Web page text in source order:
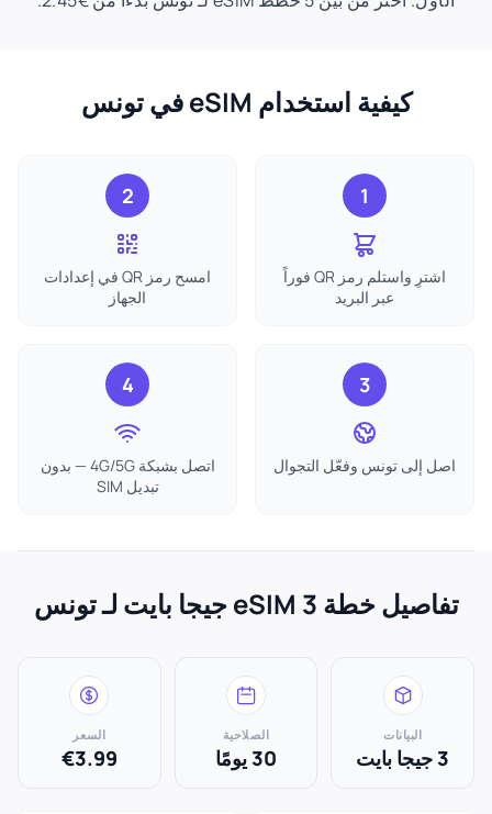
كيفية استخدام eSIM في تونس
1
اشترِ واستلم رمز QR فوراً
عبر البريد
2
امسح رمز QR في إعدادات
الجهاز
3
اصل إلى تونس وفعّل التجوال
4
اتصل بشبكة 4G/5G — بدون
تبديل SIM
تفاصيل خطة eSIM 3 جيجا بايت لـ تونس
البيانات
3 جيجا بايت
الصلاحية
30 يومًا
السعر
€3.99